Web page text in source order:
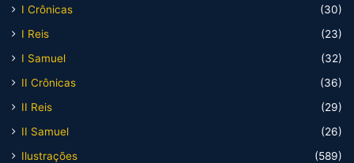
I Crônicas
(30)
I Reis
(23)
I Samuel
(32)
II Crônicas
(36)
II Reis
(29)
II Samuel
(26)
Ilustrações
(589)